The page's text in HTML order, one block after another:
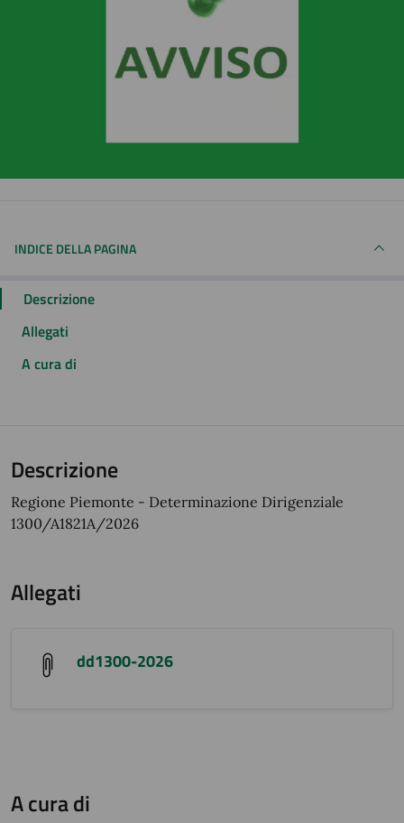
INDICE DELLA PAGINA
Descrizione
Allegati
A cura di
Descrizione
Regione Piemonte - Determinazione Dirigenziale
1300/A1821A/2026
Allegati
dd1300-2026
A cura di